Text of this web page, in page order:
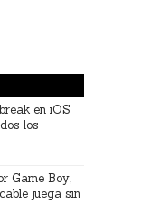
en iOS
los
Game Boy,
juega sin